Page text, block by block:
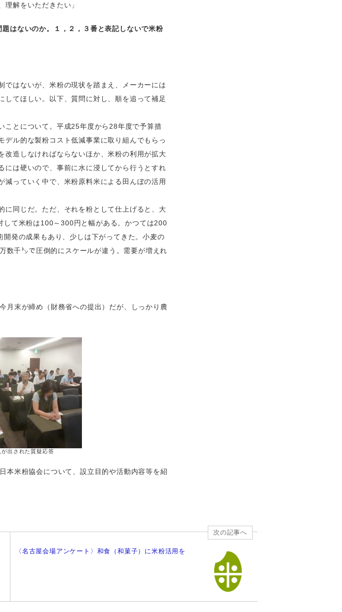
理解をいただきたい」
はないのか。１，２，３番と表記しないで米粉
ではないが、米粉の現状を踏まえ、メーカーには
てほしい。以下、質問に対し、順を追って補足
ことについて。平成25年度から28年度で予算措
ル的な製粉コスト低減事業に取り組んでもらっ
改造しなければならないほか、米粉の利用が拡大
には硬いので、事前に水に浸してから行うとすれ
減っていく中で、米粉原料米による田んぼの活用
に同じだ。ただ、それを粉として仕上げると、大
て米粉は100～300円と幅がある。かつては200
発の成果もあり、少しは下がってきた。小麦の
数千㌧で圧倒的にスケールが違う。需要が増えれ
月末が締め（財務省への提出）だが、しっかり農
出された質疑応答
本米粉協会について、設立目的や活動内容等を紹
次の記事へ
〈名古屋会場アンケート〉和食（和菓子）に米粉活用を